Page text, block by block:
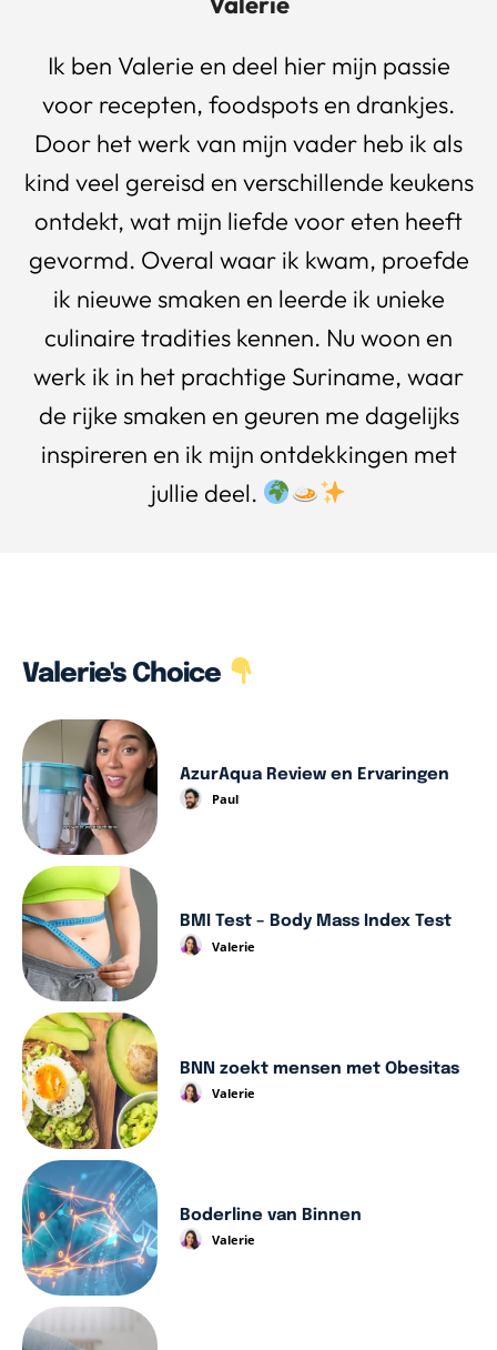
Ik ben Valerie en deel hier mijn passie
voor recepten, foodspots en drankjes.
Door het werk van mijn vader heb ik als
kind veel gereisd en verschillende keukens
ontdekt, wat mijn liefde voor eten heeft
gevormd. Overal waar ik kwam, proefde
ik nieuwe smaken en leerde ik unieke
culinaire tradities kennen. Nu woon en
werk ik in het prachtige Suriname, waar
de rijke smaken en geuren me dagelijks
inspireren en ik mijn ontdekkingen met
jullie deel.
Valerie's Choice
AzurAqua Review en Ervaringen
Paul
BMI Test – Body Mass Index Test
Valerie
BNN zoekt mensen met Obesitas
Valerie
Boderline van Binnen
Valerie